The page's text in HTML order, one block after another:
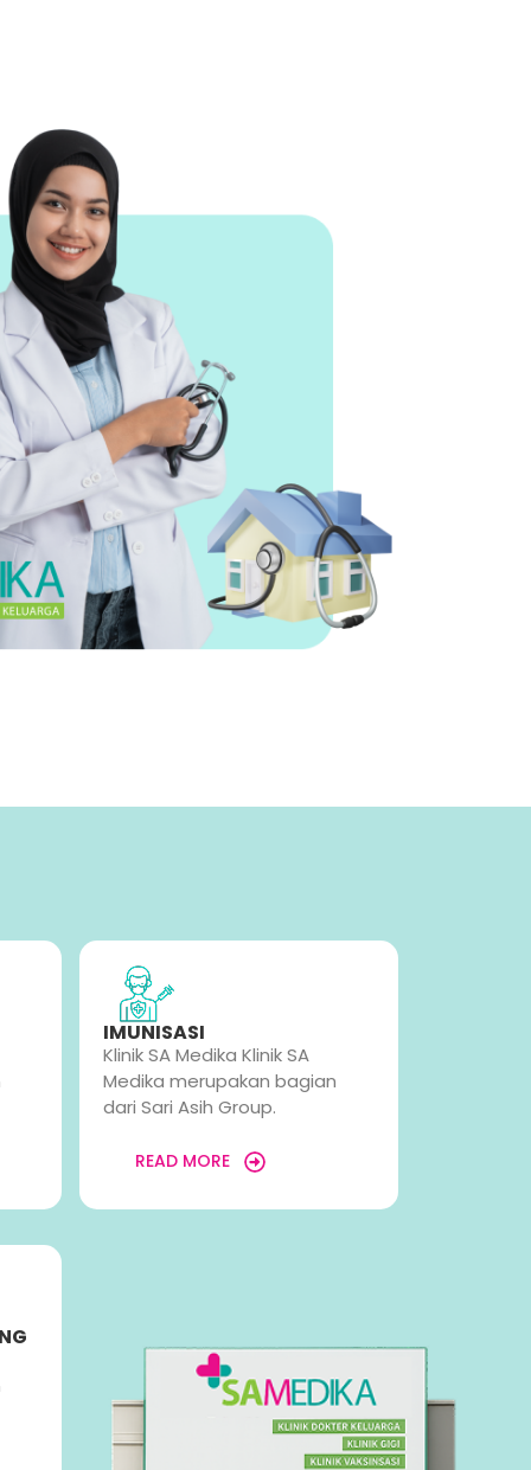
IMUNISASI
Klinik SA Medika Klinik SA
Medika merupakan bagian
dari Sari Asih Group.
READ MORE